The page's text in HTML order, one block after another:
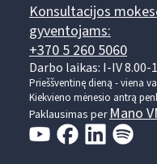
Konsultacijos
gyventojams:
+370 5 260 5060
Darbo laikas: I-IV 8.00-
Prieššventinę dieną - viena
Kiekvieno mėnesio antrą
Paklausimas per Mano